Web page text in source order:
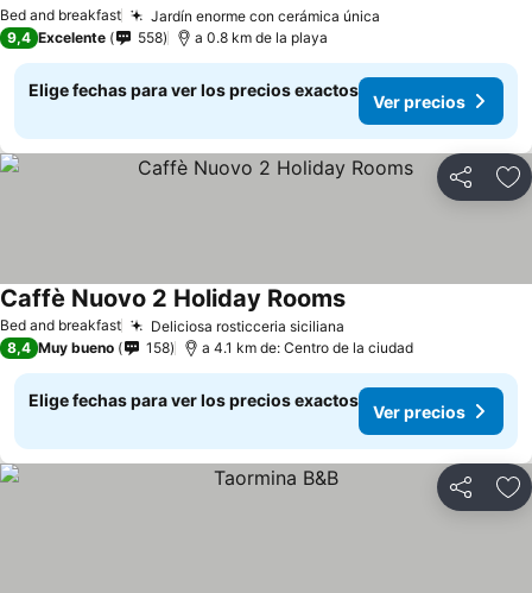
Bed and breakfast Jardín enorme con cerámica única
9,4 Excelente 558 a 0.8 km de la playa
Elige fechas para ver los precios exactos
Ver precios
Compartir
Bed and breakfast Deliciosa rosticceria siciliana
Caffè Nuovo 2 Holiday Rooms
8,4 Muy bueno 158 a 4.1 km de: Centro de la ciudad
Elige fechas para ver los precios exactos
Ver precios
Compartir